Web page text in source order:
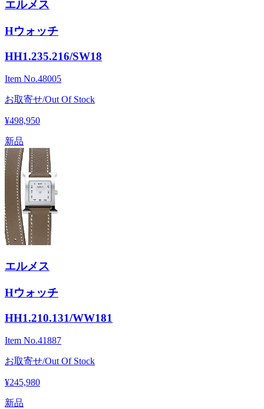
エルメス
Hウォッチ
HH1.235.216/SW18
Item No.48005
お取寄せ/Out Of Stock
¥498,950
新品
エルメス
Hウォッチ
HH1.210.131/WW181
Item No.41887
お取寄せ/Out Of Stock
¥245,980
新品